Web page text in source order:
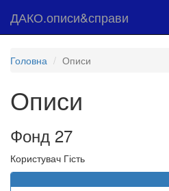
ДАКО.описи&справи
Головна Описи
Описи
Фонд 27
Користувач Гість